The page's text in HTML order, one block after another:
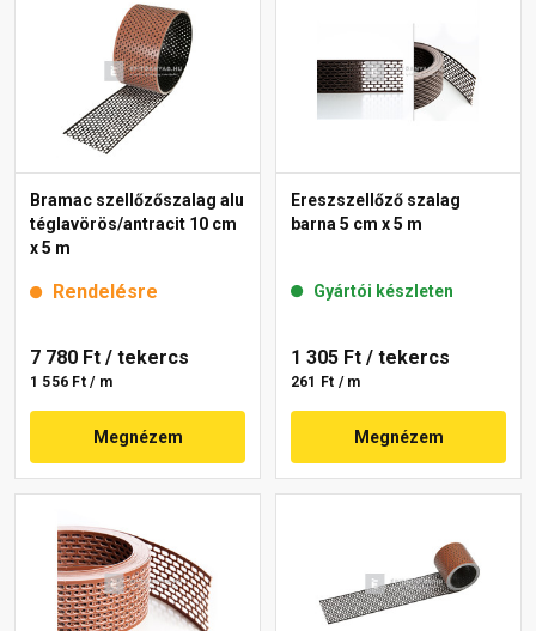
Bramac szellőzőszalag alu
téglavörös/antracit 10 cm
x 5 m
Rendelésre
7 780 Ft / tekercs
1 556 Ft / m
Megnézem
Ereszszellőző szalag
barna 5 cm x 5 m
Gyártói készleten
1 305 Ft / tekercs
261 Ft / m
Megnézem